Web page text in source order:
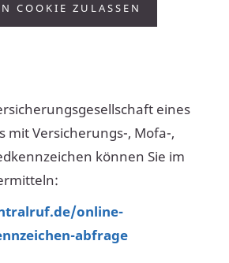
COOKIE ZULASSEN
eines
mit Versicherungs-, Mofa-,
können Sie im
online-
abfrage